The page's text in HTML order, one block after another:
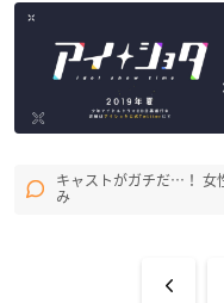
キャストがガチだ…！ 女
み